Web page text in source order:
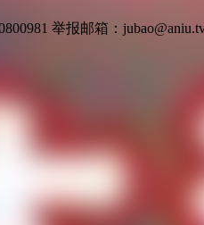
举报邮箱：